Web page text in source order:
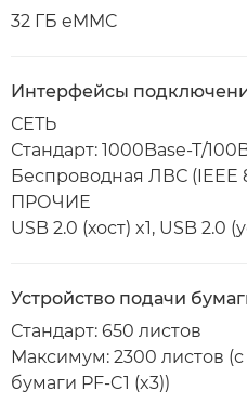
32 ГБ eMMC
Интерфейсы
СЕТЬ
Стандарт: 1000Base-T/
Беспроводная ЛВС (IEEE
ПРОЧИЕ
USB 2.0 (хост) x1, USB 2.0
Устройство подачи
Стандарт: 650 листов
Максимум: 2300 листов
бумаги PF-C1 (x3))